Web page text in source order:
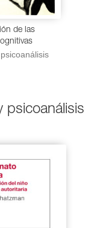
de las
psicoanálisis